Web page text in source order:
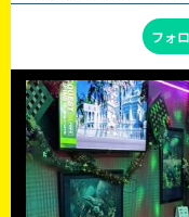
フォ